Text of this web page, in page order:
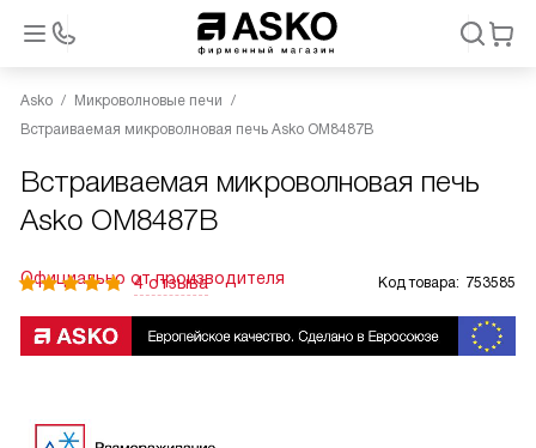
Asko
Микроволновые печи
Встраиваемая микроволновая печь Asko OM8487B
Встраиваемая микроволновая печь
Asko OM8487B
Официально от производителя
4 отзыва Код товара: 753585